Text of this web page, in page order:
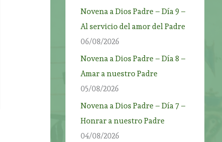
Novena a Dios Padre – Día 9 –
Al servicio del amor del Padre
06/08/2026
Novena a Dios Padre – Día 8 –
Amar a nuestro Padre
05/08/2026
Novena a Dios Padre – Día 7 –
Honrar a nuestro Padre
04/08/2026